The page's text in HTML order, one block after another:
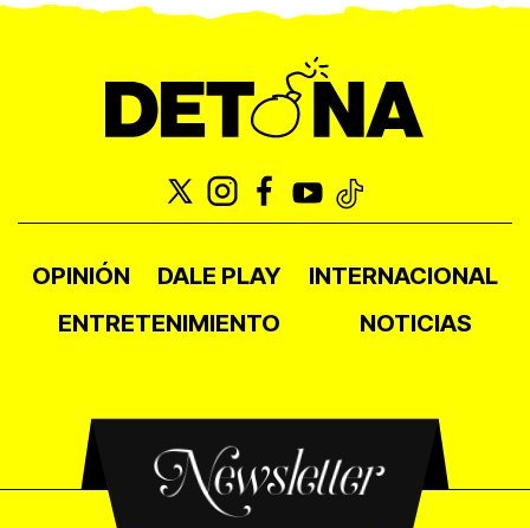
OPINIÓN DALE PLAY
INTERNACIONAL
ENTRETENIMIENTO
NOTICIAS
Newsletter